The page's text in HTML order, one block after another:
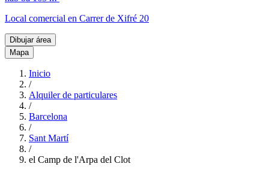
Local comercial en Carrer de Xifré 20
Dibujar área
Mapa
Inicio
/
Alquiler de particulares
/
Barcelona
/
Sant Martí
/
el Camp de l'Arpa del Clot